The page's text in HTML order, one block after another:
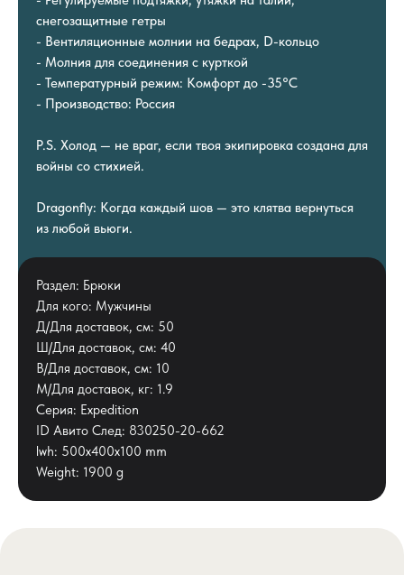
снегозащитные гетры
- Вентиляционные молнии на бедрах, D-кольцо
- Молния для соединения с курткой
- Температурный режим: Комфорт до -35°C
- Производство: Россия
P.S. Холод — не враг, если твоя экипировка создана для
войны со стихией.
Dragonfly: Когда каждый шов — это клятва вернуться
из любой вьюги.
Раздел: Брюки
Для кого: Мужчины
Д/Для доставок, см: 50
Ш/Для доставок, см: 40
В/Для доставок, см: 10
М/Для доставок, кг: 1.9
Серия: Expedition
ID Авито След: 830250-20-662
lwh: 500x400x100 mm
Weight: 1900 g